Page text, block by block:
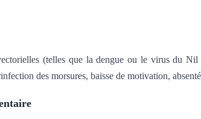
(telles que la dengue ou le virus du
des morsures, baisse de motivation,